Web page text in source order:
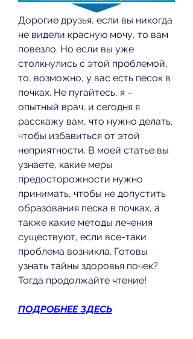
Дорогие друзья, если вы никогда
не видели красную мочу, то вам
повезло. Но если вы уже
столкнулись с этой проблемой,
то, возможно, у вас есть песок в
почках. Не пугайтесь, я –
опытный врач, и сегодня я
расскажу вам, что нужно делать,
чтобы избавиться от этой
неприятности. В моей статье вы
узнаете, какие меры
предосторожности нужно
принимать, чтобы не допустить
образования песка в почках, а
также какие методы лечения
существуют, если все-таки
проблема возникла. Готовы
узнать тайны здоровья почек?
Тогда продолжайте чтение!
ПОДРОБНЕЕ ЗДЕСЬ